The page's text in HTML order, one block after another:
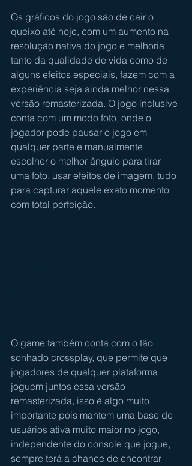
Os gráficos do jogo são de cair o
queixo até hoje, com um aumento na
resolução nativa do jogo e melhoria
tanto da qualidade de vida como de
alguns efeitos especiais, fazem com a
experiência seja ainda melhor nessa
versão remasterizada. O jogo inclusive
conta com um modo foto, onde o
jogador pode pausar o jogo em
qualquer parte e manualmente
escolher o melhor ângulo para tirar
uma foto, usar efeitos de imagem, tudo
para capturar aquele exato momento
com total perfeição.
O game também conta com o tão
sonhado crossplay, que permite que
jogadores de qualquer plataforma
joguem juntos essa versão
remasterizada, isso é algo muito
importante pois mantem uma base de
usuários ativa muito maior no jogo,
independente do console que jogue,
sempre terá a chance de encontrar